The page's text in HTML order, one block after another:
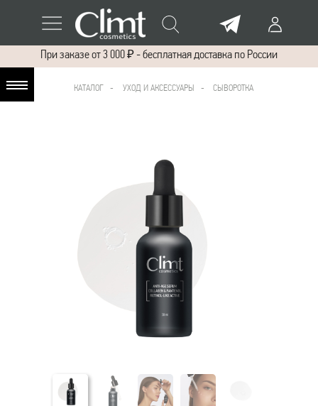
При заказе от 3 000 ₽ - бесплатная доставка по России
КАТАЛОГ - УХОД И АКСЕССУАРЫ - СЫВОРОТКА